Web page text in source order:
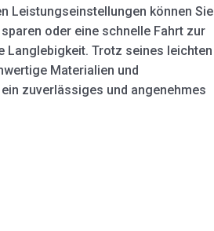
Leistungseinstellungen können Sie
oder eine schnelle Fahrt zur
Langlebigkeit. Trotz seines leichten
Materialien und
zuverlässiges und angenehmes